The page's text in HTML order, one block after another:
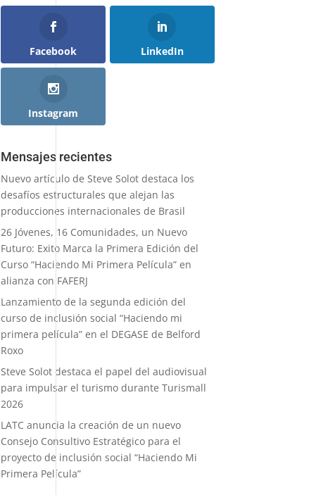
Facebook LinkedIn
Instagram
Mensajes recientes
Nuevo artículo de Steve Solot destaca los
desafíos estructurales que alejan las
producciones internacionales de Brasil
26 Jóvenes, 16 Comunidades, un Nuevo
Futuro: Exito Marca la Primera Edición del
Curso “Haciendo Mi Primera Película” en
alianza con FAFERJ
Lanzamiento de la segunda edición del
curso de inclusión social “Haciendo mi
primera película” en el DEGASE de Belford
Roxo
Steve Solot destaca el papel del audiovisual
para impulsar el turismo durante Turismall
2026
LATC anuncia la creación de un nuevo
Consejo Consultivo Estratégico para el
proyecto de inclusión social “Haciendo Mi
Primera Película”